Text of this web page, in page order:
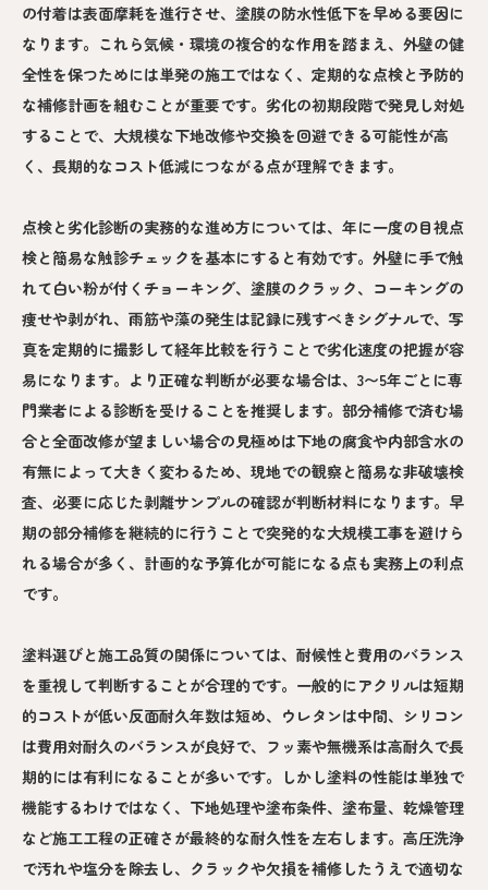
の付着は表面摩耗を進行させ、塗膜の防水性低下を早める要因に
なります。これら気候・環境の複合的な作用を踏まえ、外壁の健
全性を保つためには単発の施工ではなく、定期的な点検と予防的
な補修計画を組むことが重要です。劣化の初期段階で発見し対処
することで、大規模な下地改修や交換を回避できる可能性が高
く、長期的なコスト低減につながる点が理解できます。
点検と劣化診断の実務的な進め方については、年に一度の目視点
検と簡易な触診チェックを基本にすると有効です。外壁に手で触
れて白い粉が付くチョーキング、塗膜のクラック、コーキングの
痩せや剥がれ、雨筋や藻の発生は記録に残すべきシグナルで、写
真を定期的に撮影して経年比較を行うことで劣化速度の把握が容
易になります。より正確な判断が必要な場合は、3〜5年ごとに専
門業者による診断を受けることを推奨します。部分補修で済む場
合と全面改修が望ましい場合の見極めは下地の腐食や内部含水の
有無によって大きく変わるため、現地での観察と簡易な非破壊検
査、必要に応じた剥離サンプルの確認が判断材料になります。早
期の部分補修を継続的に行うことで突発的な大規模工事を避けら
れる場合が多く、計画的な予算化が可能になる点も実務上の利点
です。
塗料選びと施工品質の関係については、耐候性と費用のバランス
を重視して判断することが合理的です。一般的にアクリルは短期
的コストが低い反面耐久年数は短め、ウレタンは中間、シリコン
は費用対耐久のバランスが良好で、フッ素や無機系は高耐久で長
期的には有利になることが多いです。しかし塗料の性能は単独で
機能するわけではなく、下地処理や塗布条件、塗布量、乾燥管理
など施工工程の正確さが最終的な耐久性を左右します。高圧洗浄
で汚れや塩分を除去し、クラックや欠損を補修したうえで適切な